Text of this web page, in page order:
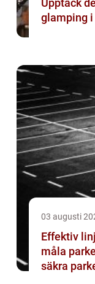
Upptäck
glamping i
03 augusti
Effektiv
måla
säkra